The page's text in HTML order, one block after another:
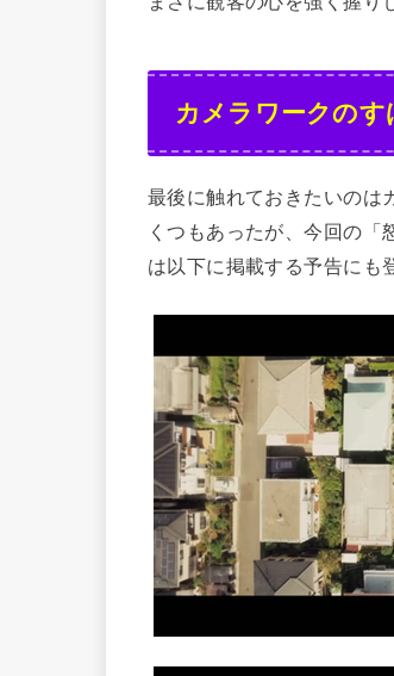
カメラワークのす
最後に触れておきたいのは
くつもあったが、今回の
は以下に掲載する予告にも